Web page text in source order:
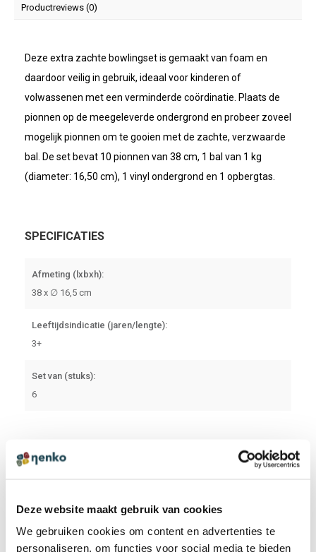
Deze website maakt gebruik van cookies
We gebruiken cookies om content en advertenties te
personaliseren, om functies voor social media te bieden
Productreviews (0)
Deze extra zachte bowlingset is gemaakt van foam en
daardoor veilig in gebruik, ideaal voor kinderen of
volwassenen met een verminderde coördinatie. Plaats de
pionnen op de meegeleverde ondergrond en probeer zoveel
mogelijk pionnen om te gooien met de zachte, verzwaarde
bal. De set bevat 10 pionnen van 38 cm, 1 bal van 1 kg
(diameter: 16,50 cm), 1 vinyl ondergrond en 1 opbergtas.
SPECIFICATIES
Afmeting (lxbxh):
38 x ∅ 16,5 cm
Leeftijdsindicatie (jaren/lengte):
3+
Set van (stuks):
6
CERTIFICAAT
DOWNLOADEN